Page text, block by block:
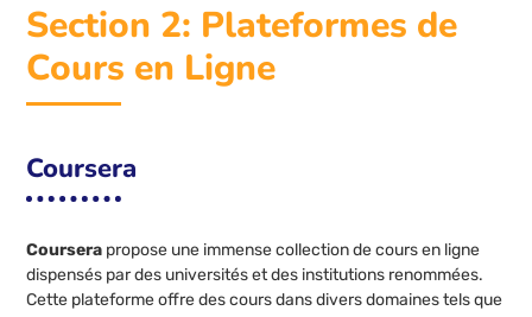
Section 2: Plateformes de
Cours en Ligne
Coursera
Coursera propose une immense collection de cours en ligne
dispensés par des universités et des institutions renommées.
Cette plateforme offre des cours dans divers domaines tels que